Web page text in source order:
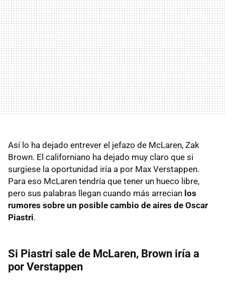
Así lo ha dejado entrever el jefazo de McLaren, Zak
Brown. El californiano ha dejado muy claro que si
surgiese la oportunidad iría a por Max Verstappen.
Para eso McLaren tendría que tener un hueco libre,
pero sus palabras llegan cuando más arrecian los
rumores sobre un posible cambio de aires de Oscar
Piastri.
Si Piastri sale de McLaren, Brown iría a
por Verstappen